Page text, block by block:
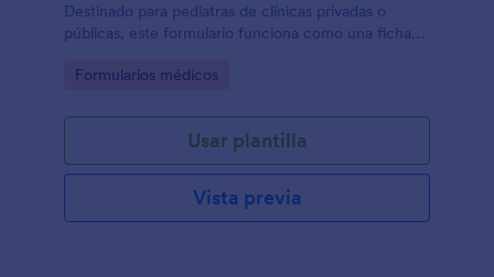
Destinado para pediatras de clínicas privadas o
públicas, este formulario funciona como una ficha
desde los datos generales como nombre, talla, peso,
diagnóstico.
Go to Category:
Formularios médicos
Usar plantilla
Vista previa